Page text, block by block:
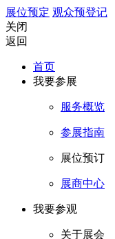
展位预定 观众预登记
关闭
返回
首页
我要参展
服务概览
参展指南
展位预订
展商中心
我要参观
关于展会